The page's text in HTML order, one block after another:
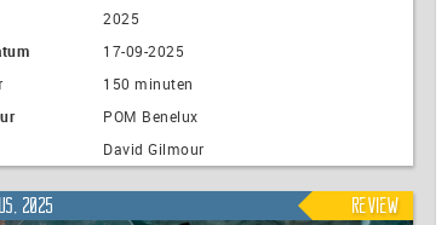
2025
17-09-2025
150 minuten
POM Benelux
David Gilmour
2025 Review